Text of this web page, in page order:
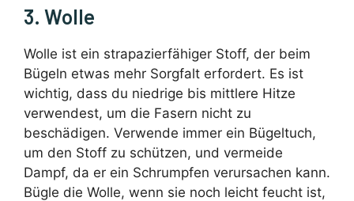
3. Wolle
Wolle ist ein strapazierfähiger Stoff, der beim
Bügeln etwas mehr Sorgfalt erfordert. Es ist
wichtig, dass du niedrige bis mittlere Hitze
verwendest, um die Fasern nicht zu
beschädigen. Verwende immer ein Bügeltuch,
um den Stoff zu schützen, und vermeide
Dampf, da er ein Schrumpfen verursachen kann.
Bügle die Wolle, wenn sie noch leicht feucht ist,